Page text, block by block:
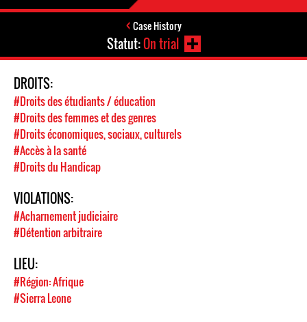
Case History
Statut:On trial
DROITS:
#Droits des étudiants / éducation
#Droits des femmes et des genres
#Droits économiques, sociaux, culturels
#Accès à la santé
#Droits du Handicap
VIOLATIONS:
#Acharnement judiciaire
#Détention arbitraire
LIEU:
#Région: Afrique
#Sierra Leone